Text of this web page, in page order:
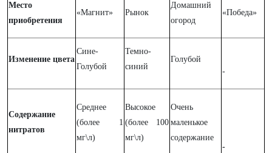
Место
приобретения
«Магнит» Рынок
Домашний
огород
«Победа»
Изменение цвета
Сине-
Голубой
Темно-
синий
Голубой
-
Содержание
нитратов
Среднее
(более 1
мг\л)
Высокое
(более 100
мг\л)
Очень
маленькое
содержание
-